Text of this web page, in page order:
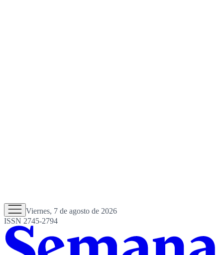
Viernes, 7 de agosto de 2026
ISSN 2745-2794